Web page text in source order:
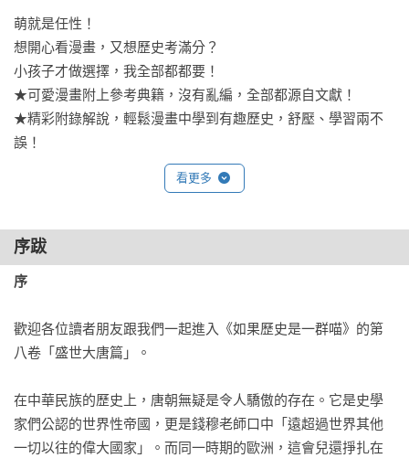
萌就是任性！
想開心看漫畫，又想歷史考滿分？
小孩子才做選擇，我全部都都要！
★可愛漫畫附上參考典籍，沒有亂編，全部都源自文獻！
★精彩附錄解說，輕鬆漫畫中學到有趣歷史，舒壓、學習兩不
誤！
看更多
序跋
序
歡迎各位讀者朋友跟我們一起進入《如果歷史是一群喵》的第
八卷「盛世大唐篇」。
在中華民族的歷史上，唐朝無疑是令人驕傲的存在。它是史學
家們公認的世界性帝國，更是錢穆老師口中「遠超過世界其他
一切以往的偉大國家」。而同一時期的歐洲，這會兒還掙扎在